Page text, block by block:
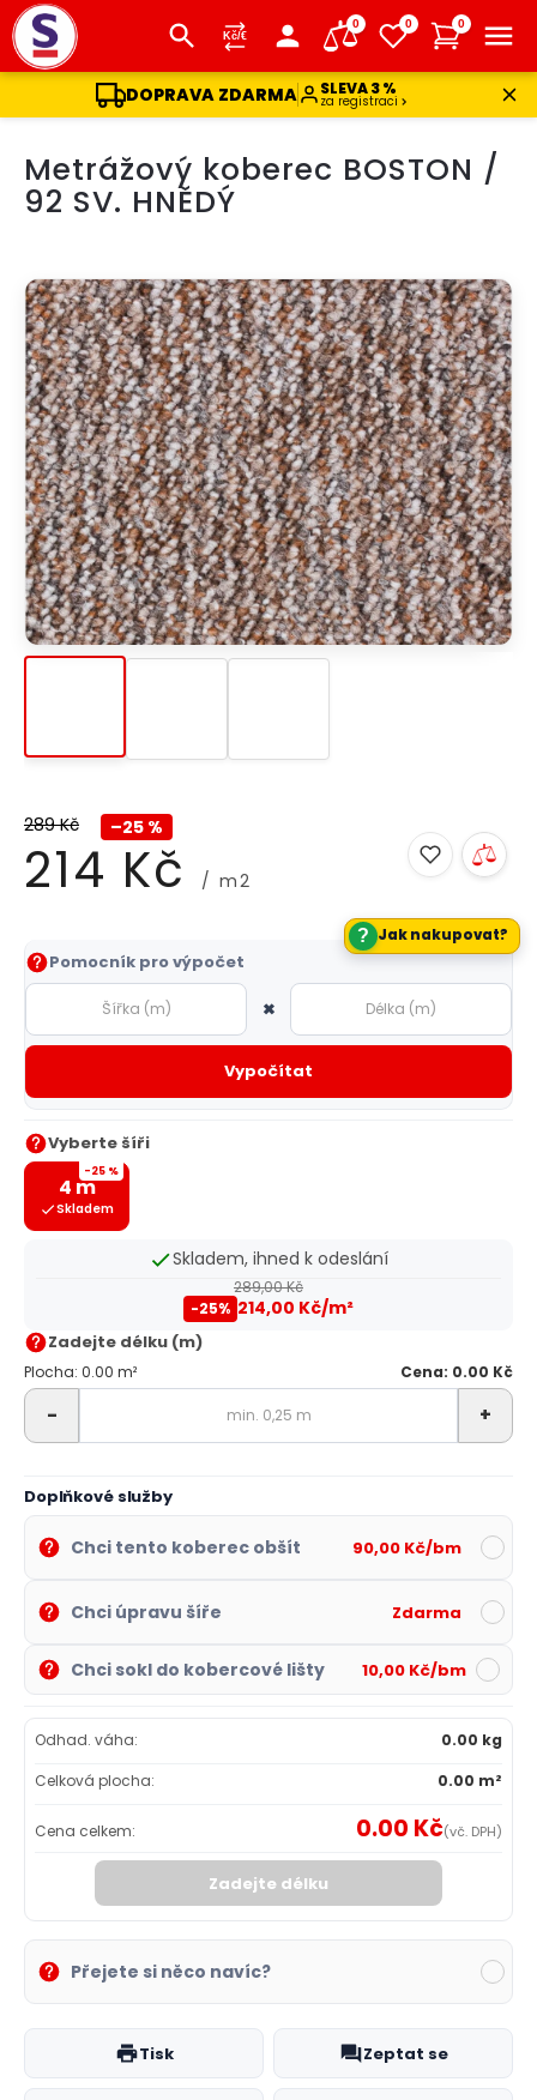
DOPRAVA ZDARMA SLEVA 3 %
za registraci
0 0 0
obsahMetrážový koberec BOSTON /
92 SV. HNĚDÝ
289 Kč –25 %
214 Kč / m2
Měrná
cena:
Pomocník pro výpočet
×
Vypočítat
Vyberte šíři
-25 %
4 m
Skladem
Zadejte délku (m)
Plocha: 0.00 m² Cena: 0.00 Kč
- +
Skladem, ihned k odeslání
289,00 Kč
-25% 214,00 Kč/m²
Doplňkové služby
Chci tento koberec obšít 90,00 Kč/bm
Chci úpravu šíře Zdarma
Chci sokl do kobercové lišty 10,00 Kč/bm
Odhad. váha:
0.00 kg
Celková plocha:
0.00 m²
Cena celkem: 0.00 Kč(vč. DPH)
Zadejte délku
Přejete si něco navíc?
? Jak nakupovat?
Tisk Zeptat se